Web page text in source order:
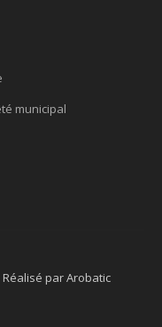
municipal
par Arobatic